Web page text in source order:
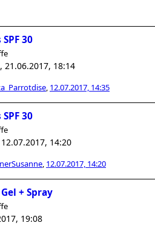
30
, 21.06.2017, 18:14
, 12.07.2017, 14:35
30
12.07.2017, 14:20
, 12.07.2017, 14:20
+ Spray
19:08